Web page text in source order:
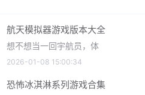
航天模拟器游戏版本大全
想不想当一回宇航员，体
2026-01-08 15:00:34
恐怖冰淇淋系列游戏合集